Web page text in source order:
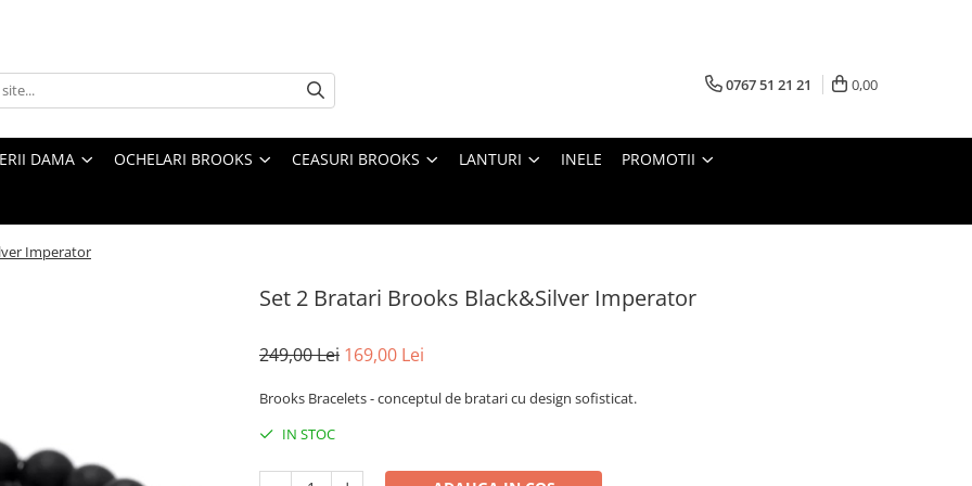
0767 51 21 21 0,00
DAMA OCHELARI BROOKS CEASURI BROOKS LANTURI INELE PROMOTII
Imperator
Set 2 Bratari Brooks Black&Silver Imperator
249,00 Lei 169,00 Lei
Brooks Bracelets - conceptul de bratari cu design sofisticat.
IN STOC